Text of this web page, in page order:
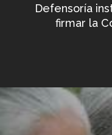
Defensoría
firmar la